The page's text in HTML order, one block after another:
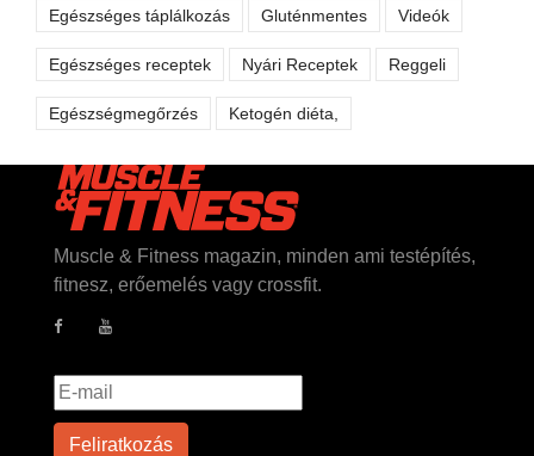
Egészséges táplálkozás Gluténmentes Videók
Egészséges receptek Nyári Receptek Reggeli
Egészségmegőrzés Ketogén diéta,
Muscle & Fitness magazin, minden ami testépítés,
fitnesz, erőemelés vagy crossfit.